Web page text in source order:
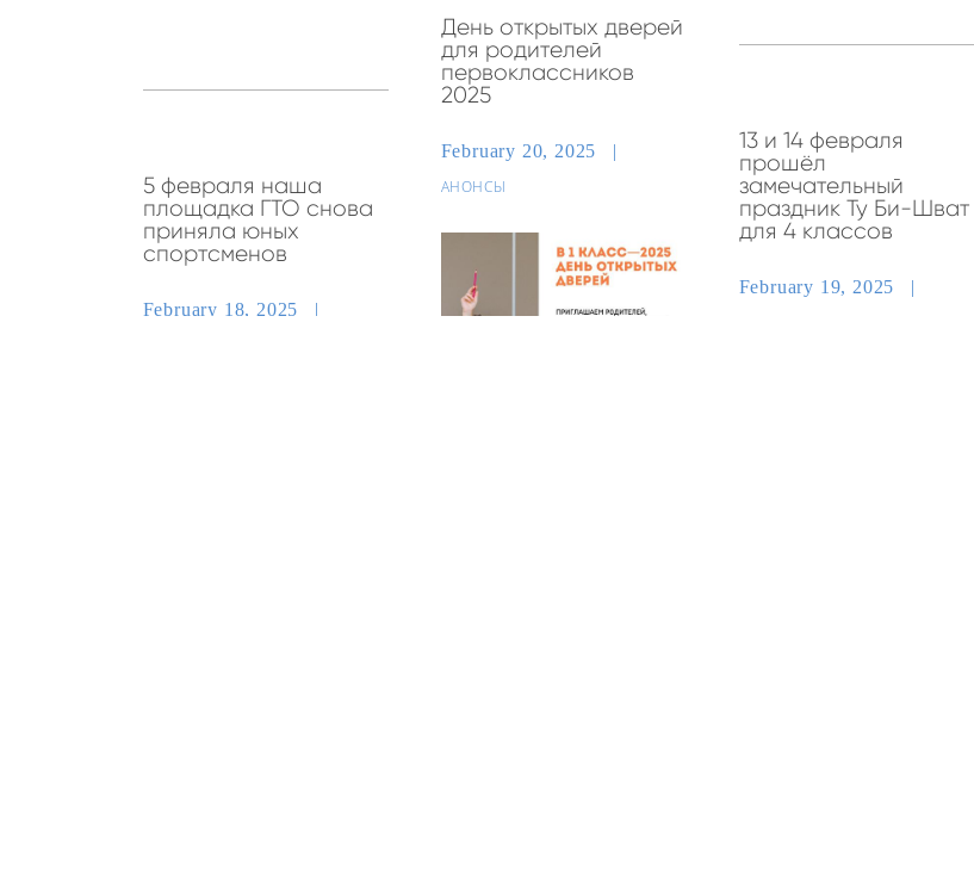
День открытых дверей
для родителей
первоклассников
2025
February 20, 2025
АНОНСЫ
13 и 14 февраля
прошёл
замечательный
праздник Ту Би-Шват
для 4 классов
February 19, 2025
5 февраля наша
площадка ГТО снова
приняла юных
спортсменов
February 18, 2025